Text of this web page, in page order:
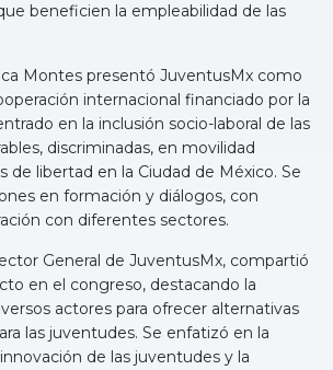
beneficien la empleabilidad de las
Montes presentó JuventusMx como
internacional financiado por la
en la inclusión socio-laboral de las
discriminadas, en movilidad
de libertad en la Ciudad de México. Se
en formación y diálogos, con
con diferentes sectores.
General de JuventusMx, compartió
en el congreso, destacando la
actores para ofrecer alternativas
las juventudes. Se enfatizó en la
de las juventudes y la